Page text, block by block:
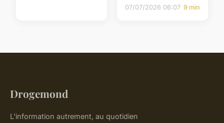
07/07/2026 06:07 9 min
Drogemond
L'information autrement, au quotidien